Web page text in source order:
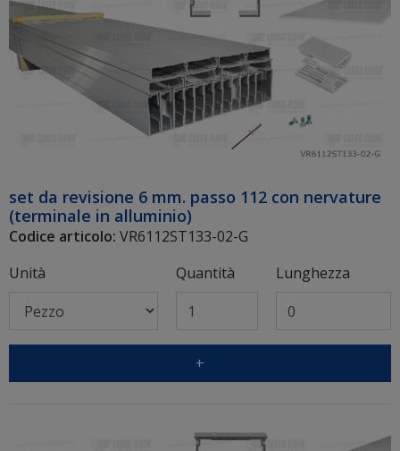
set da revisione 6 mm. passo 112 con nervature
(terminale in alluminio)
Codice articolo: VR6112ST133-02-G
Unità
Quantità Lunghezza
+